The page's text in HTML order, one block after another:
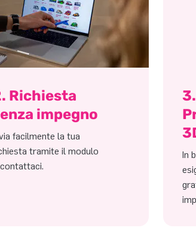
Richiesta
impegno
facilmente la tua
tramite il modulo
3.
In